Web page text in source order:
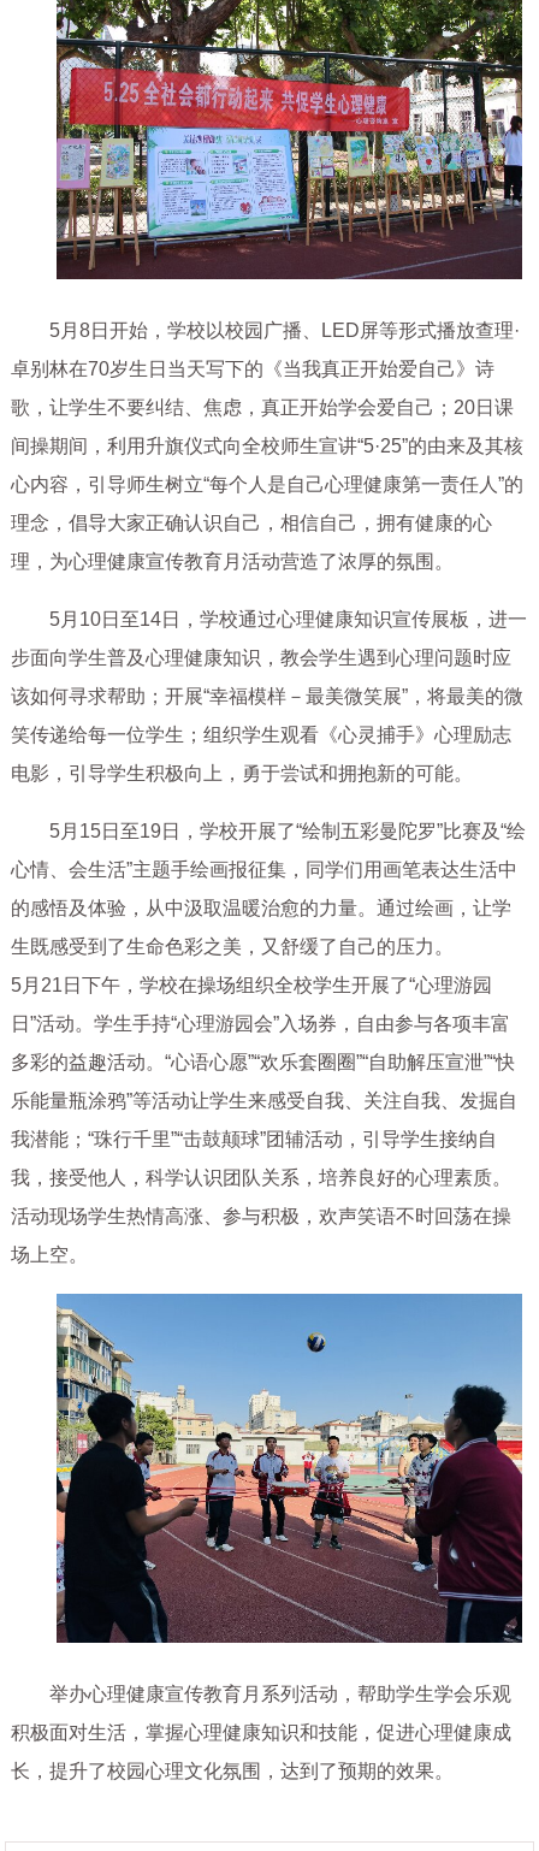
5月8日开始，学校以校园广播、LED屏等形式播放查理·
卓别林在70岁生日当天写下的《当我真正开始爱自己》诗
歌，让学生不要纠结、焦虑，真正开始学会爱自己；20日课
间操期间，利用升旗仪式向全校师生宣讲“5·25”的由来及其核
心内容，引导师生树立“每个人是自己心理健康第一责任人”的
理念，倡导大家正确认识自己，相信自己，拥有健康的心
理，为心理健康宣传教育月活动营造了浓厚的氛围。
5月10日至14日，学校通过心理健康知识宣传展板，进一
步面向学生普及心理健康知识，教会学生遇到心理问题时应
该如何寻求帮助；开展“幸福模样－最美微笑展”，将最美的微
笑传递给每一位学生；组织学生观看《心灵捕手》心理励志
电影，引导学生积极向上，勇于尝试和拥抱新的可能。
5月15日至19日，学校开展了“绘制五彩曼陀罗”比赛及“绘
心情、会生活”主题手绘画报征集，同学们用画笔表达生活中
的感悟及体验，从中汲取温暖治愈的力量。通过绘画，让学
生既感受到了生命色彩之美，又舒缓了自己的压力。
5月21日下午，学校在操场组织全校学生开展了“心理游园
日”活动。学生手持“心理游园会”入场券，自由参与各项丰富
多彩的益趣活动。“心语心愿”“欢乐套圈圈”“自助解压宣泄”“快
乐能量瓶涂鸦”等活动让学生来感受自我、关注自我、发掘自
我潜能；“珠行千里”“击鼓颠球”团辅活动，引导学生接纳自
我，接受他人，科学认识团队关系，培养良好的心理素质。
活动现场学生热情高涨、参与积极，欢声笑语不时回荡在操
场上空。
举办心理健康宣传教育月系列活动，帮助学生学会乐观
积极面对生活，掌握心理健康知识和技能，促进心理健康成
长，提升了校园心理文化氛围，达到了预期的效果。